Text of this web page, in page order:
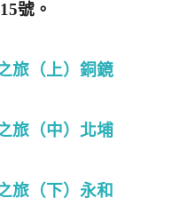
號。
旅（上）銅鏡
旅（中）北埔
旅（下）永和